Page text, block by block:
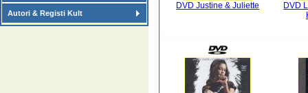
Autori & Registi Kult
DVD Justine & Juliette
DVD